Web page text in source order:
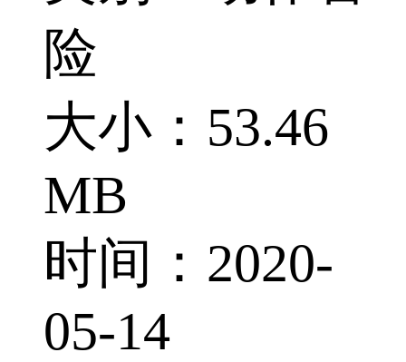
险
大小：53.46
MB
时间：2020-
05-14